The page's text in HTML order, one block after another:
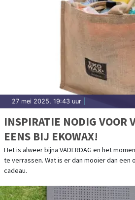
27 mei 2025, 19:43 uur
INSPIRATIE NODIG VOOR
EENS BIJ EKOWAX!
Het is alweer bijna VADERDAG en het
te verrassen. Wat is er dan mooier dan een
cadeau.